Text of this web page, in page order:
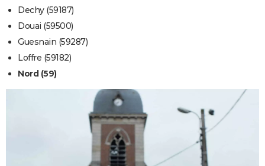
Dechy (59187)
Douai (59500)
Guesnain (59287)
Loffre (59182)
Nord (59)